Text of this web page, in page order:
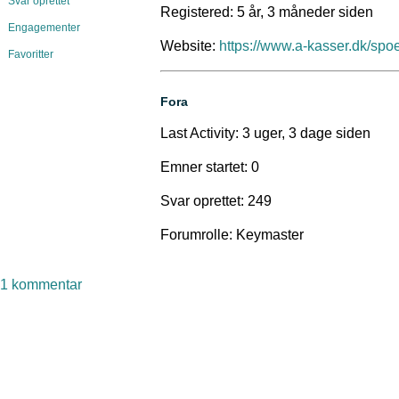
Engagementer
Favoritter
Registered: 5 år, 3 måneder siden
Website: https://www.a-kasser.dk/
Fora
Last Activity: 3 uger, 3 dage siden
Emner startet: 0
Svar oprettet: 249
Forumrolle: Keymaster
1 kommentartil